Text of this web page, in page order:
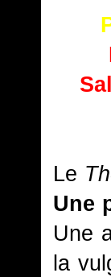
Le
Une
Une
la